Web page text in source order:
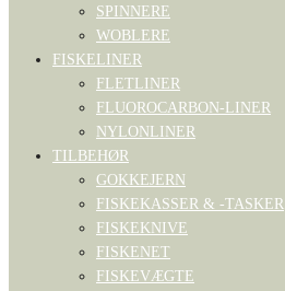
SPINNERE
WOBLERE
FISKELINER
FLETLINER
FLUOROCARBON-LINER
NYLONLINER
TILBEHØR
GOKKEJERN
FISKEKASSER & -TASKER
FISKEKNIVE
FISKENET
FISKEVÆGTE